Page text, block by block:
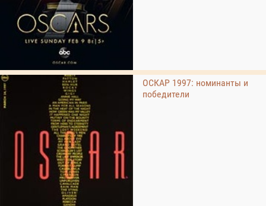
ОСКАР 1997: номинанты и
победители